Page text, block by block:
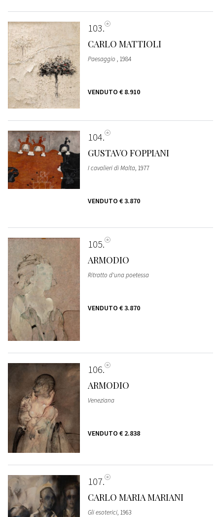
103
CARLO MATTIOLI
Paesaggio , 1984
VENDUTO € 8.910
104
GUSTAVO FOPPIANI
I cavalieri di Malta, 1977
VENDUTO € 3.870
105
ARMODIO
Ritratto d'una poetessa
VENDUTO € 3.870
106
ARMODIO
Veneziana
VENDUTO € 2.838
107
CARLO MARIA MARIANI
Gli esoterici, 1963